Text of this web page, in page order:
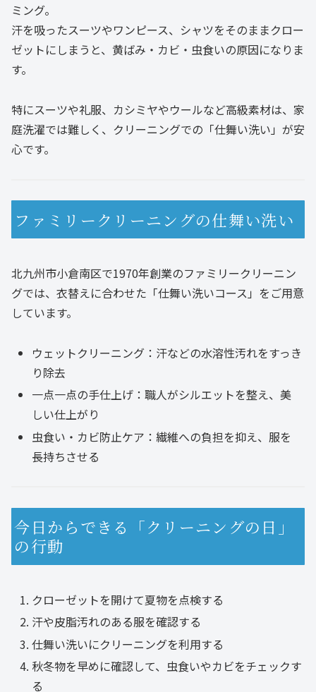
ミング。
汗を吸ったスーツやワンピース、シャツをそのままクロー
ゼットにしまうと、黄ばみ・カビ・虫食いの原因になりま
す。
特にスーツや礼服、カシミヤやウールなど高級素材は、家
庭洗濯では難しく、クリーニングでの「仕舞い洗い」が安
心です。
ファミリークリーニングの仕舞い洗い
北九州市小倉南区で1970年創業のファミリークリーニン
グでは、衣替えに合わせた「仕舞い洗いコース」をご用意
しています。
ウェットクリーニング：汗などの水溶性汚れをすっき
り除去
一点一点の手仕上げ：職人がシルエットを整え、美
しい仕上がり
虫食い・カビ防止ケア：繊維への負担を抑え、服を
長持ちさせる
今日からできる「クリーニングの日」
の行動
クローゼットを開けて夏物を点検する
汗や皮脂汚れのある服を確認する
仕舞い洗いにクリーニングを利用する
秋冬物を早めに確認して、虫食いやカビをチェックす
る